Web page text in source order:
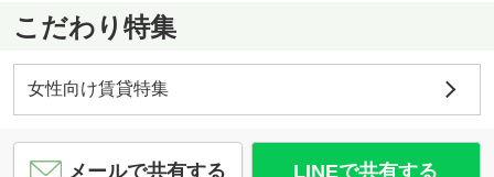
こだわり特集
女性向け賃貸特集
メールで共有する LINEで共有する